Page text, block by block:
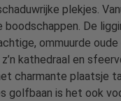
plekjes.
De
ommuurde
kathedraal en
charmante plaatsje
golfbaan is het ook